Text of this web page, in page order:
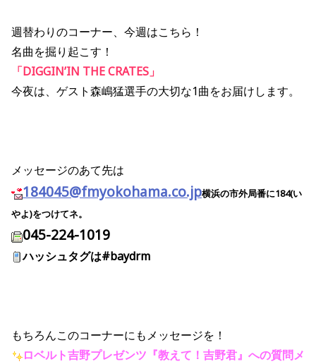
週替わりのコーナー、今週はこちら！
名曲を掘り起こす！
「DIGGIN’IN THE CRATES」
今夜は、ゲスト森嶋猛選手の大切な1曲をお届けします。
メッセージのあて先は
184045@fmyokohama.co.jp横浜の市外局番に184(い
やよ)をつけてネ。
045-224-1019
ハッシュタグは#baydrm
もちろんこのコーナーにもメッセージを！
ロベルト吉野プレゼンツ『教えて！吉野君』への質問メ